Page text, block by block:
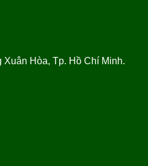
Hòa, Tp. Hồ Chí Minh.